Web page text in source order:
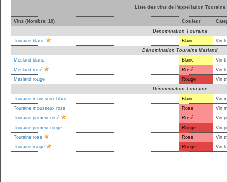
Liste des vins de l'appellation Touraine
Vins (Nombre: 10) Couleur
Dénomination Touraine
Touraine blanc
Blanc
Vin
Dénomination Touraine Mesland
Mesland blanc
Blanc
Vin
Mesland rosé
Rosé
Vin
Mesland rouge
Rouge
Vin
Dénomination Touraine
Touraine mousseux blanc
Blanc
Vin
Touraine mousseux rosé
Rosé
Vin
Touraine primeur rosé
Rosé
Vin
Touraine primeur rouge
Rouge
Vin
Touraine rosé
Rosé
Vin
Touraine rouge
Rouge Vin